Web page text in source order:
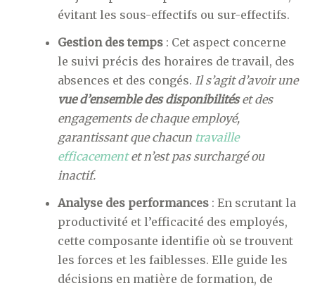
évitant les sous-effectifs ou sur-effectifs.
Gestion des temps : Cet aspect concerne
le suivi précis des horaires de travail, des
absences et des congés.Il s’agit d’avoir une
vue d’ensemble des disponibilitéset des
engagements de chaque employé,
garantissant que chacun travaille
efficacementet n’est pas surchargé ou
inactif.
Analyse des performances : En scrutant la
productivité et l’efficacité des employés,
cette composante identifie où se trouvent
les forces et les faiblesses. Elle guide les
décisions en matière de formation, de